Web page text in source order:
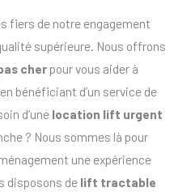
fiers de notre engagement
supérieure. Nous offrons
cher pour vous aider à
bénéficiant d’un service de
d’une location lift urgent
? Nous sommes là pour
une expérience
disposons de lift tractable